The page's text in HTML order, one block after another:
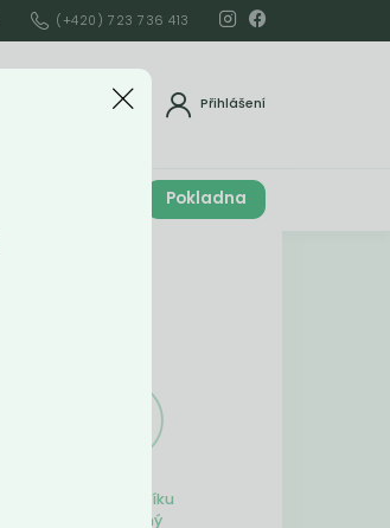
(+420) 723 736 413
Přihlášení
Pokladna
Obsah košíku
je prázdný